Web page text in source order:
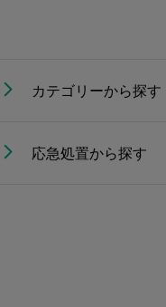
カテゴリーから探す
応急処置から探す